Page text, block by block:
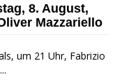
8. August,
Mazzariello
um 21 Uhr, Fabrizio